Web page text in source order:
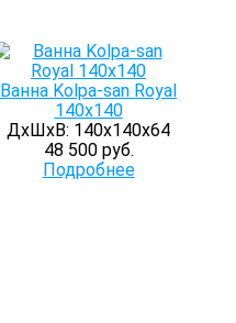
Ванна Kolpa-san Royal
140х140
ДхШхВ: 140х140х64
48 500 руб.
Подробнее